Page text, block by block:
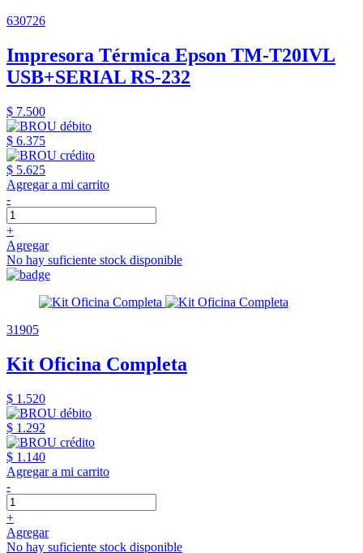
630726
Impresora Térmica Epson TM-T20IVL
USB+SERIAL RS-232
$ 7.500
$ 6.375
$ 5.625
Agregar a mi carrito
-
+
Agregar
No hay suficiente stock disponible
31905
Kit Oficina Completa
$ 1.520
$ 1.292
$ 1.140
Agregar a mi carrito
-
+
Agregar
No hay suficiente stock disponible